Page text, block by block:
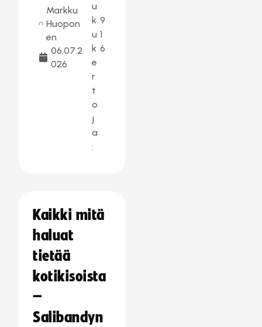
Markku
Huopon
en
06.07.2
026
u
k
u
k
e
r
t
o
j
a
:
9
1
6
Kaikki mitä
haluat
tietää
kotikisoista
–
Salibandyn